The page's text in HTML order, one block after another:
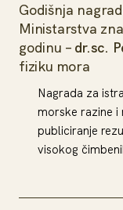
Godišnja
Ministarstva
godinu – dr.sc.
fiziku mora
Nagrada za
morske razine i
publiciranje
visokog